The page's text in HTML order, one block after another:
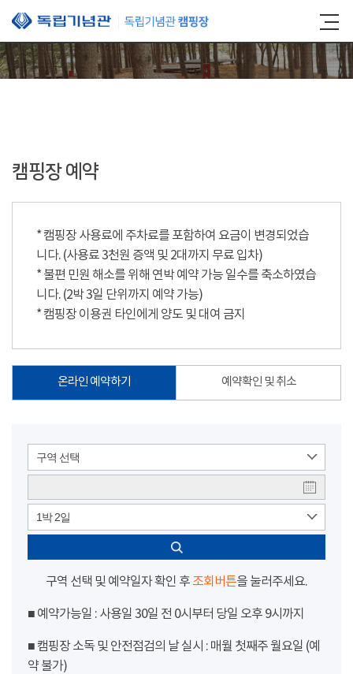
본문 바로가기
캠핑장 예약
* 캠핑장 사용료에 주차료를 포함하여 요금이 변경되었습
니다. (사용료 3천원 증액 및 2대까지 무료 입차)
* 불편 민원 해소를 위해 연박 예약 가능 일수를 축소하였습
니다. (2박 3일 단위까지 예약 가능)
* 캠핑장 이용권 타인에게 양도 및 대여 금지
온라인 예약하기 예약확인 및 취소
구역 선택
1박 2일
구역 선택 및 예약일자 확인 후 조회버튼을 눌러주세요.
■ 예약가능일 : 사용일 30일 전 0시부터 당일 오후 9시까지
■ 캠핑장 소독 및 안전점검의 날 실시 : 매월 첫째주 월요일 (예
약 불가)